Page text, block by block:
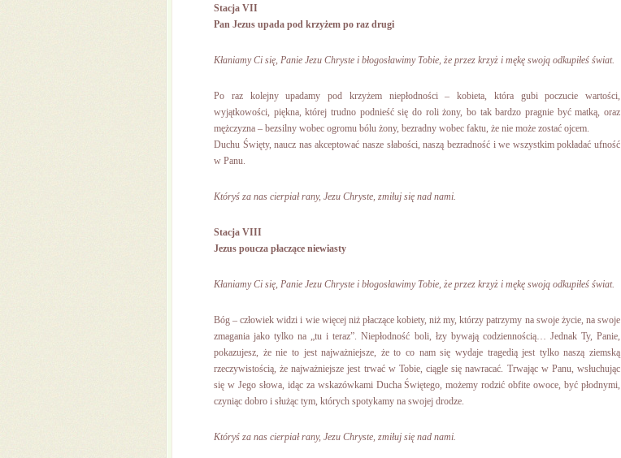
Stacja VII
Pan Jezus upada pod krzyżem po raz drugi
Kłaniamy Ci się, Panie Jezu Chryste i błogosławimy Tobie, że przez krzyż i mękę swoją odkupiłeś świat.
Po raz kolejny upadamy pod krzyżem niepłodności ‒ kobieta, która gubi poczucie wartości,
wyjątkowości, piękna, której trudno podnieść się do roli żony, bo tak bardzo pragnie być matką, oraz
mężczyzna – bezsilny wobec ogromu bólu żony, bezradny wobec faktu, że nie może zostać ojcem.
Duchu Święty, naucz nas akceptować nasze słabości, naszą bezradność i we wszystkim pokładać ufność
w Panu.
Któryś za nas cierpiał rany, Jezu Chryste, zmiłuj się nad nami.
Stacja VIII
Jezus poucza płaczące niewiasty
Kłaniamy Ci się, Panie Jezu Chryste i błogosławimy Tobie, że przez krzyż i mękę swoją odkupiłeś świat.
Bóg – człowiek widzi i wie więcej niż płaczące kobiety, niż my, którzy patrzymy na swoje życie, na swoje
zmagania jako tylko na „tu i teraz”. Niepłodność boli, łzy bywają codziennością… Jednak Ty, Panie,
pokazujesz, że nie to jest najważniejsze, że to co nam się wydaje tragedią jest tylko naszą ziemską
rzeczywistością, że najważniejsze jest trwać w Tobie, ciągle się nawracać. Trwając w Panu, wsłuchując
się w Jego słowa, idąc za wskazówkami Ducha Świętego, możemy rodzić obfite owoce, być płodnymi,
czyniąc dobro i służąc tym, których spotykamy na swojej drodze.
Któryś za nas cierpiał rany, Jezu Chryste, zmiłuj się nad nami.